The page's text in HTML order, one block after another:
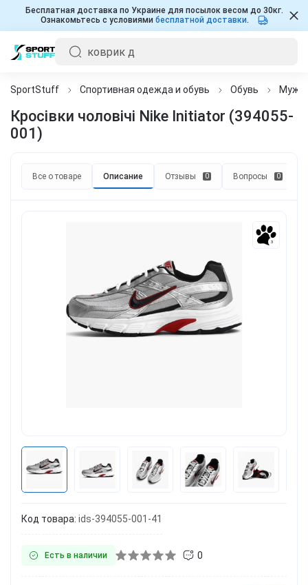
Бесплатная доставка по Украине для посылок весом до 30кг.
Ознакомьтесь с условиями бесплатной доставки.
SportStuff Спортивная одежда и обувь Обувь
Кросівки чоловічі Nike Initiator (394055-
001)
Все о товаре Описание Отзывы 0 Вопросы 0
3
Код товара: ids-394055-001-41
Есть в наличии 0